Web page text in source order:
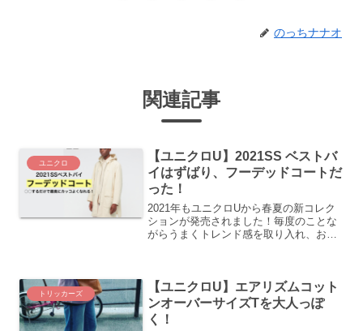
のっちナナオ
関連記事
ユニクロ
【ユニクロU】2021SS ベストバ
イはずばり、フーデッドコートだ
った！
2021年もユニクロUから春夏の新コレク
ションが発売されました！毎度のことな
がらうまくトレンド感を取り入れ、おし
ストバイはフーデッド...
トリッカーズ
【ユニクロU】エアリズムコット
ンオーバーサイズTを大人っぽ
く！